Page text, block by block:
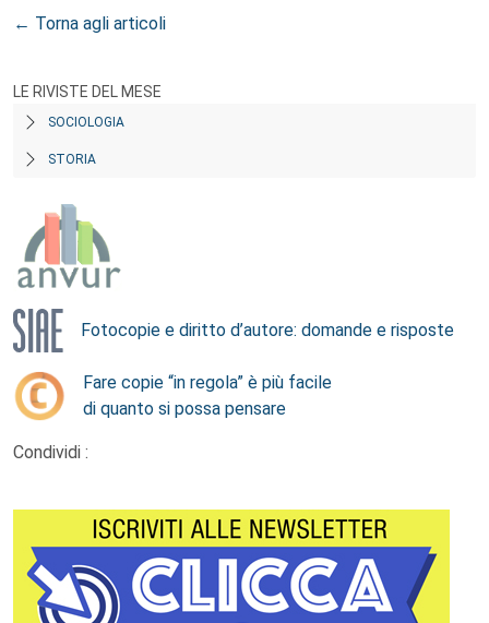
← Torna agli articoli
LE RIVISTE DEL MESE
SOCIOLOGIA
STORIA
Fotocopie e diritto d’autore: domande e risposte
Fare copie “in regola” è più facile
di quanto si possa pensare
Condividi :